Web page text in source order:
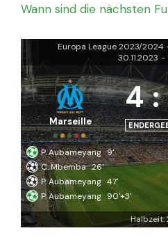
Wann sind die nächsten
Europa League 2023/2024
30.11.2023 -
Marseille
4 :
P. Aubameyang 9'
C. Mbemba 26'
P. Aubameyang 47'
P. Aubameyang 90'+3'
Halbzeit: